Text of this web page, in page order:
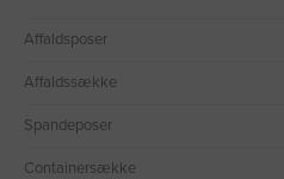
Affaldsposer
Affaldssække
Spandeposer
Containersække